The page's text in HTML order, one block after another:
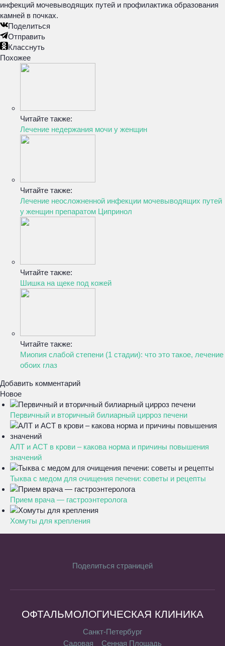
инфекций мочевыводящих путей и профилактика образования
камней в почках.
Поделиться
Отправить
Класснуть
Похожее
Читайте также:
Лечение недержания мочи у женщин
Читайте также:
Лечение неосложненной инфекции мочевыводящих путей
у женщин препаратом Ципринол
Читайте также:
Шишка на щеке под кожей
Читайте также:
Миопия слабой степени (1 стадии): что это такое, лечение
обоих глаз
Добавить комментарий
Новое
Первичный и вторичный билиарный цирроз печени
АЛТ и АСТ в крови – какова норма и причины повышения
значений
Тыква с медом для очищения печени: советы и рецепты
Прием врача — гастроэнтеролога
Хомуты для крепления
Поделиться страницей
ОФТАЛЬМОЛОГИЧЕСКАЯ КЛИНИКА
Санкт-Петербург
Садовая
Сенная Площадь